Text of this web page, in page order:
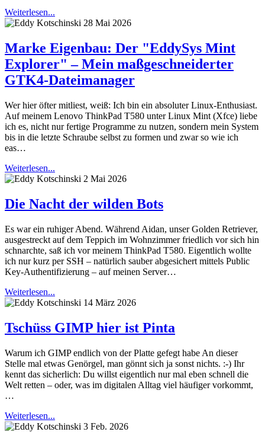
Weiterlesen...
28 Mai 2026
Marke Eigenbau: Der "EddySys Mint
Explorer" – Mein maßgeschneiderter
GTK4-Dateimanager
Wer hier öfter mitliest, weiß: Ich bin ein absoluter Linux-Enthusiast.
Auf meinem Lenovo ThinkPad T580 unter Linux Mint (Xfce) liebe
ich es, nicht nur fertige Programme zu nutzen, sondern mein System
bis in die letzte Schraube selbst zu formen und zwar so wie ich
eas…
Weiterlesen...
2 Mai 2026
Die Nacht der wilden Bots
Es war ein ruhiger Abend. Während Aidan, unser Golden Retriever,
ausgestreckt auf dem Teppich im Wohnzimmer friedlich vor sich hin
schnarchte, saß ich vor meinem ThinkPad T580. Eigentlich wollte
ich nur kurz per SSH – natürlich sauber abgesichert mittels Public
Key-Authentifizierung – auf meinen Server…
Weiterlesen...
14 März 2026
Tschüss GIMP hier ist Pinta
Warum ich GIMP endlich von der Platte gefegt habe An dieser
Stelle mal etwas Genörgel, man gönnt sich ja sonst nichts. :-) Ihr
kennt das sicherlich: Du willst eigentlich nur mal eben schnell die
Welt retten – oder, was im digitalen Alltag viel häufiger vorkommt,
…
Weiterlesen...
3 Feb. 2026